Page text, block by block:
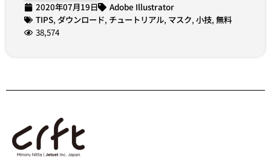
2020年07月19日
Adobe Illustrator
TIPS, ダウンロード, チュートリアル, マスク, 小技, 無料
38,574